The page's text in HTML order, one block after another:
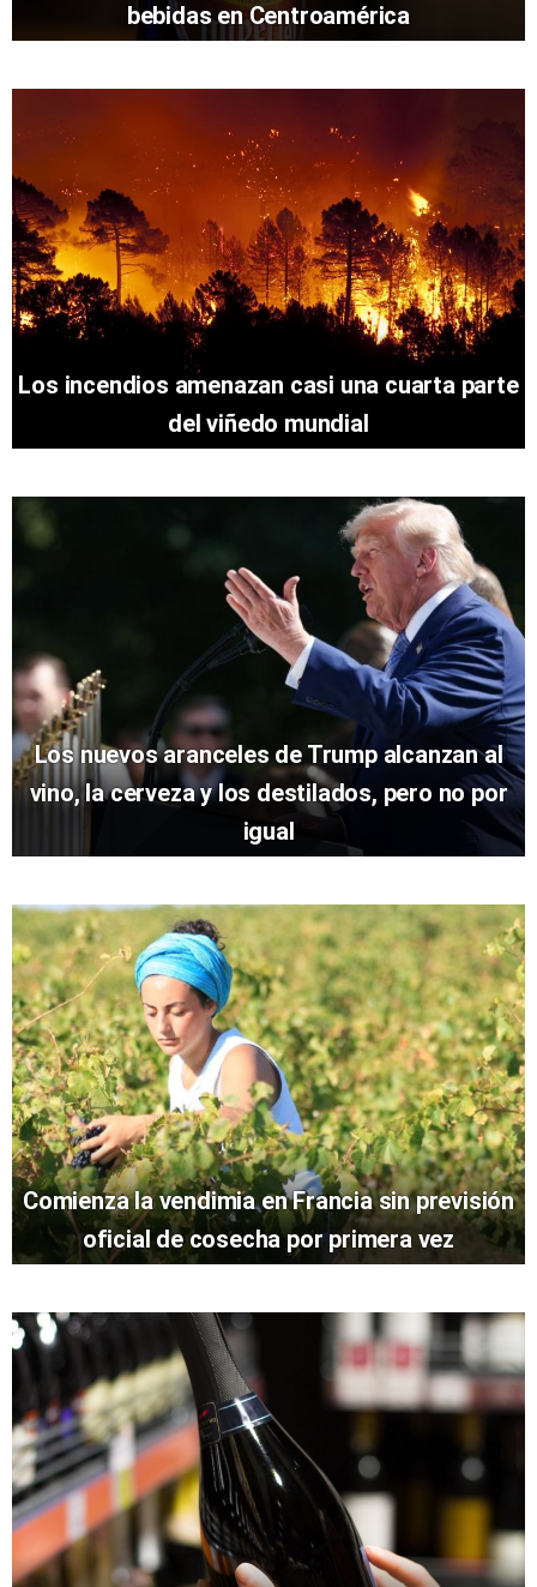
bebidas en Centroamérica
Los incendios amenazan casi una cuarta parte
del viñedo mundial
Los nuevos aranceles de Trump alcanzan al
vino, la cerveza y los destilados, pero no por
igual
Comienza la vendimia en Francia sin previsión
oficial de cosecha por primera vez